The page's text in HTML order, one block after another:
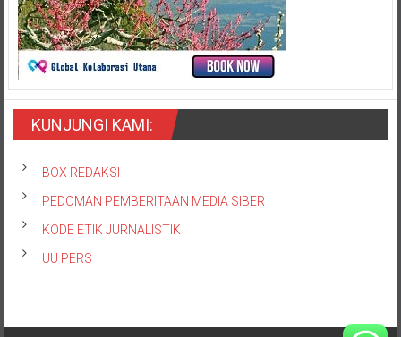
KUNJUNGI KAMI:
BOX REDAKSI
PEDOMAN PEMBERITAAN MEDIA SIBER
KODE ETIK JURNALISTIK
UU PERS